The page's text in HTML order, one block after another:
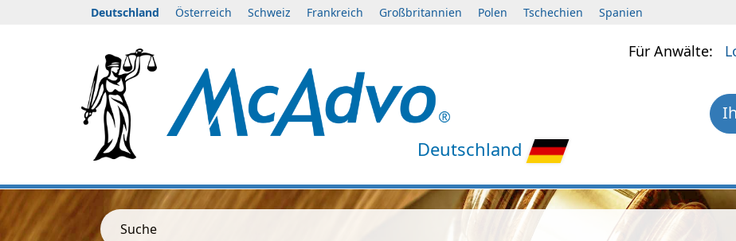
Deutschland Österreich Schweiz Frankreich Großbritannien Polen Tschechien Spanien
Deutschland
Für Anwälte:
Suche